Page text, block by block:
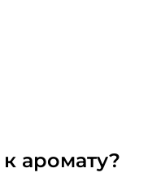
аромату?